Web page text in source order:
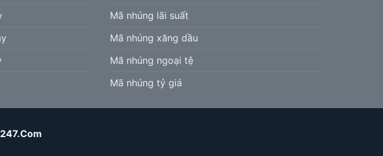
Mã nhúng lãi suất
Mã nhúng xăng dầu
Mã nhúng ngoại tệ
Mã nhúng tỷ giá